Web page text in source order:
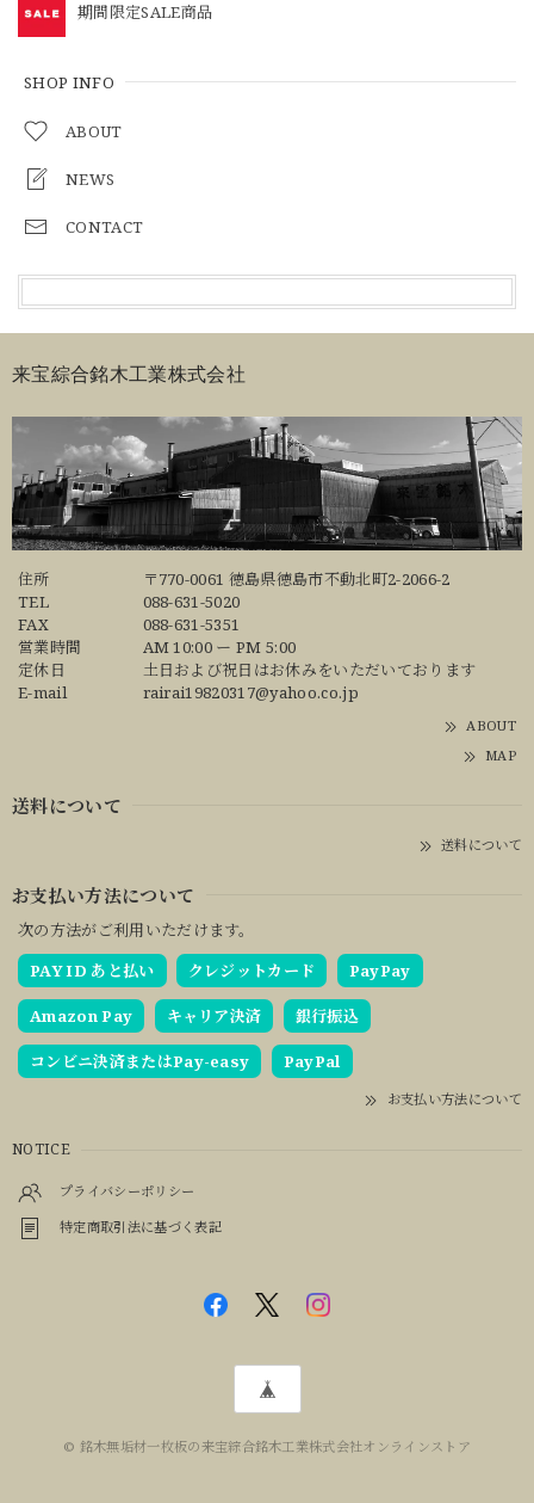
期間限定SALE商品
SHOP INFO
ABOUT
NEWS
CONTACT
来宝綜合銘木工業株式会社
住所
〒770-0061 徳島県徳島市不動北町2-2066-2
TEL
088-631-5020
FAX
088-631-5351
営業時間
AM 10:00 ー PM 5:00
定休日
土日および祝日はお休みをいただいております
E-mail
rairai19820317@yahoo.co.jp
ABOUT
MAP
送料について
送料について
お支払い方法について
次の方法がご利用いただけます。
PAY ID あと払い
クレジットカード PayPay
Amazon Pay キャリア決済 銀行振込
コンビニ決済またはPay-easy PayPal
お支払い方法について
NOTICE
プライバシーポリシー
特定商取引法に基づく表記
© 銘木無垢材一枚板の来宝綜合銘木工業株式会社オンラインストア